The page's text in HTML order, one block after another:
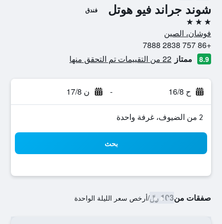
شوند جراند فيو هوتل فندق
3 نجوم
فوشان، الصين
+86 757 2838 7888
8.9 ممتاز 22 من التقييمات تم التحقق منها
ح 16/8 - ن 17/8
2 من الضيوف، غرفة واحدة
بحث
صفقات من103 ﷼ /أرخص سعر الليلة الواحدة